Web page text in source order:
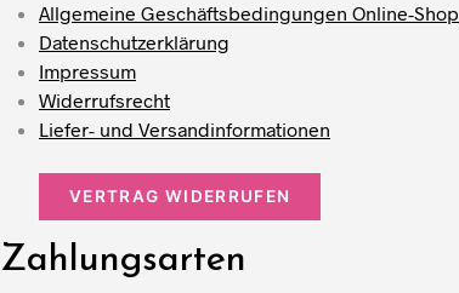
Allgemeine Geschäftsbedingungen Online-Shop
Datenschutzerklärung
Impressum
Widerrufsrecht
Liefer- und Versandinformationen
VERTRAG WIDERRUFEN
Zahlungsarten